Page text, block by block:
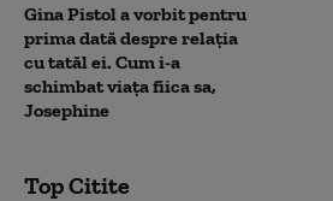
Gina Pistol a vorbit pentru
prima dată despre relația
cu tatăl ei. Cum i-a
schimbat viața fiica sa,
Josephine
Top Citite